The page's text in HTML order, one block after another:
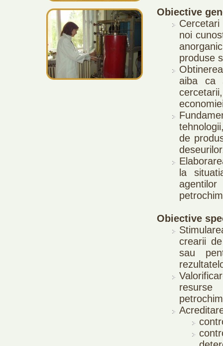
Obiective
noi
produse
aiba ca
de
la
Obiective
crearii
sau